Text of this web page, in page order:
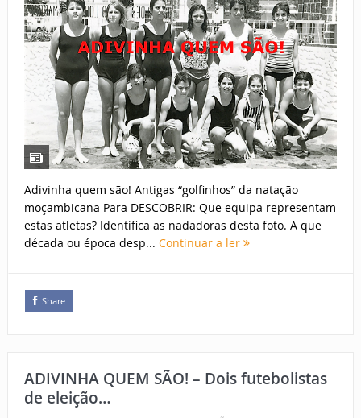
Adivinha quem são! Antigas “golfinhos” da natação
moçambicana Para DESCOBRIR: Que equipa representam
estas atletas? Identifica as nadadoras desta foto. A que
década ou época desp... Continuar a ler
Share
ADIVINHA QUEM SÃO! – Dois futebolistas
de eleição…